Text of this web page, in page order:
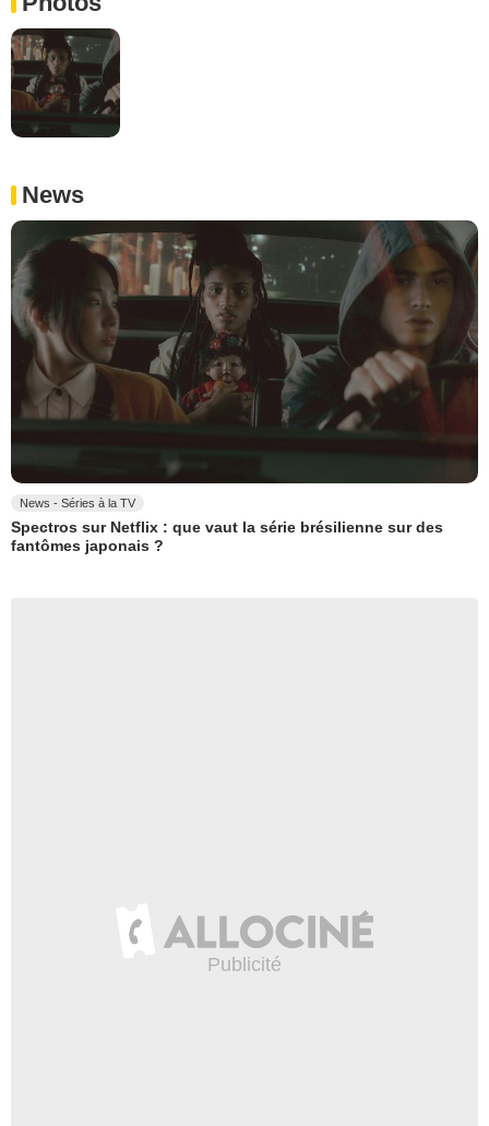
News
News - Séries à la TV
Spectros sur Netflix : que vaut la série brésilienne sur des
fantômes japonais ?